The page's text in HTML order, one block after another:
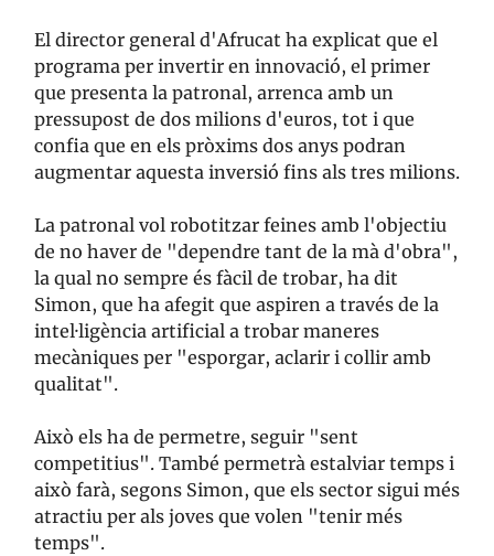
El director general d'Afrucat ha explicat que el
programa per invertir en innovació, el primer
que presenta la patronal, arrenca amb un
pressupost de dos milions d'euros, tot i que
confia que en els pròxims dos anys podran
augmentar aquesta inversió fins als tres milions.
La patronal vol robotitzar feines amb l'objectiu
de no haver de "dependre tant de la mà d'obra",
la qual no sempre és fàcil de trobar, ha dit
Simon, que ha afegit que aspiren a través de la
intel·ligència artificial a trobar maneres
mecàniques per "esporgar, aclarir i collir amb
qualitat".
Això els ha de permetre, seguir "sent
competitius". També permetrà estalviar temps i
això farà, segons Simon, que els sector sigui més
atractiu per als joves que volen "tenir més
temps".